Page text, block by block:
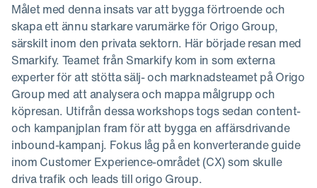
Målet med denna insats var att bygga förtroende och
skapa ett ännu starkare varumärke för Origo Group,
särskilt inom den privata sektorn. Här började resan med
Smarkify. Teamet från Smarkify kom in som externa
experter för att stötta sälj- och marknadsteamet på Origo
Group med att analysera och mappa målgrupp och
köpresan. Utifrån dessa workshops togs sedan content-
och kampanjplan fram för att bygga en affärsdrivande
inbound-kampanj. Fokus låg på en konverterande guide
inom Customer Experience-området (CX) som skulle
driva trafik och leads till origo Group.